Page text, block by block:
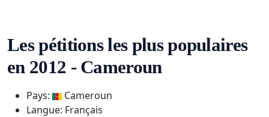
Les pétitions les plus populaires
en 2012 - Cameroun
Pays:
Cameroun
Langue: Français